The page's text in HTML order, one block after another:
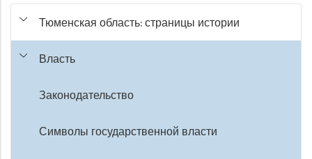
Тюменская область: страницы истории
Власть
Законодательство
Символы государственной власти